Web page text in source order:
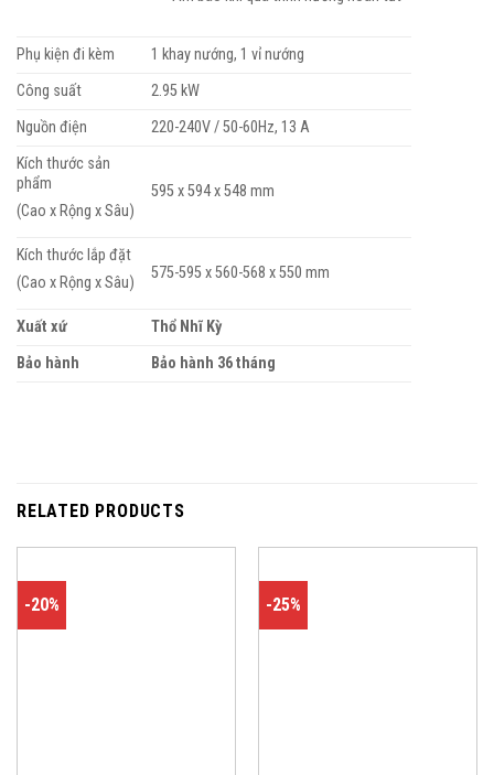
Phụ kiện đi kèm
1 khay nướng, 1 vỉ nướng
Công suất
2.95 kW
Nguồn điện
220-240V / 50-60Hz, 13 A
Kích thước sản
phẩm
(Cao x Rộng x Sâu)
595 x 594 x 548 mm
Kích thước lắp đặt
(Cao x Rộng x Sâu)
575-595 x 560-568 x 550 mm
Xuất xứ
Thổ Nhĩ Kỳ
Bảo hành
Bảo hành 36 tháng
RELATED PRODUCTS
-20% -25%